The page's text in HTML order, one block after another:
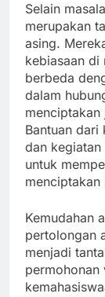
Selain
merupakan
asing.
kebiasaan di
berbeda
dalam
menciptakan
Bantuan dari
dan
untuk
Kemudahan
pertolongan
menjadi
permohonan